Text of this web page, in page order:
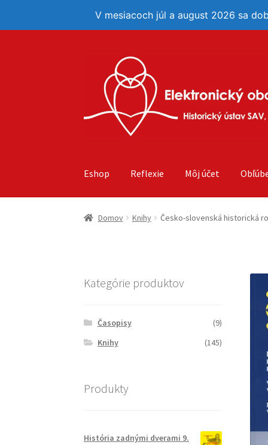
V mesiacoch júl a august 2026 sa
Preskočiť
navigáciu
Preskočiť
obsah
Eshop Reflexie Môj účet
Domov Knihy Česko-slovenská historická
Kategórie produktov
Časopisy
(9)
Knihy
(145)
Produkty
História zadnými dverami 9.